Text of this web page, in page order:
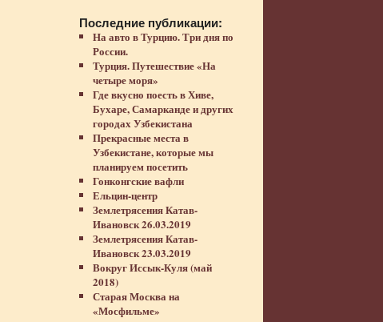
Последние публикации:
На авто в Турцию. Три дня по
России.
Турция. Путешествие «На
четыре моря»
Где вкусно поесть в Хиве,
Бухаре, Самарканде и других
городах Узбекистана
Прекрасные места в
Узбекистане, которые мы
планируем посетить
Гонконгские вафли
Ельцин-центр
Землетрясения Катав-
Ивановск 26.03.2019
Землетрясения Катав-
Ивановск 23.03.2019
Вокруг Иссык-Куля (май
2018)
Старая Москва на
«Мосфильме»